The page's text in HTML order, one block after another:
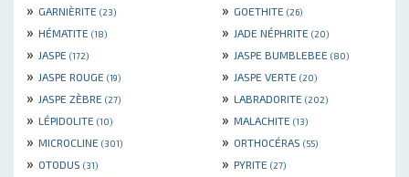
» GARNIÈRITE (23) » GOETHITE (26)
» HÉMATITE (18) » JADE NÉPHRITE (20)
» JASPE (172) » JASPE BUMBLEBEE (80)
» JASPE ROUGE (19) » JASPE VERTE (20)
» JASPE ZÈBRE (27) » LABRADORITE (202)
» LÉPIDOLITE (10) » MALACHITE (13)
» MICROCLINE (301) » ORTHOCÉRAS (55)
» OTODUS (31) » PYRITE (27)